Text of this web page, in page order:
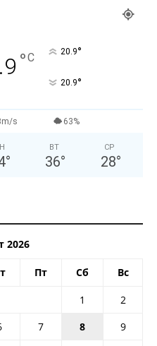
°C 20.9°
20.9°
s 63%
°
ВТ
36°
СР
28°
2026
Пт Сб Вс
1
2
7 8
9